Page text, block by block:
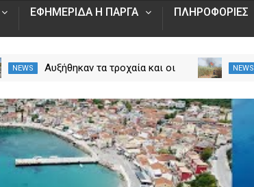
ΕΦΗΜΕΡΙΔΑ Η ΠΑΡΓΑ ΠΛΗΡΟΦΟΡΙΕΣ
NEWS
Αυξήθηκαν τα τροχαία και οι
NEWS